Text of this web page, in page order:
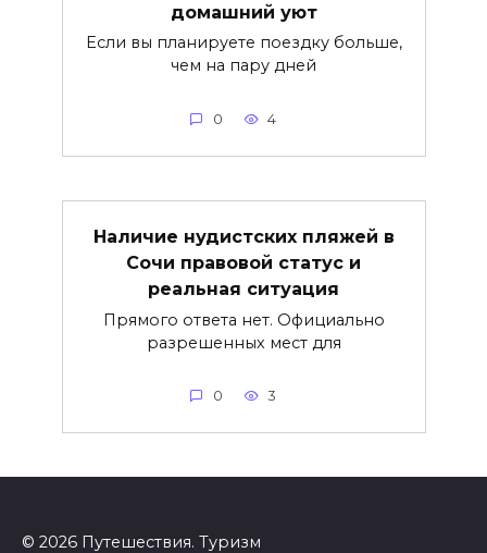
домашний уют
Если вы планируете поездку больше,
чем на пару дней
0 4
Наличие нудистских пляжей в
Сочи правовой статус и
реальная ситуация
Прямого ответа нет. Официально
разрешенных мест для
0 3
© 2026 Путешествия. Туризм